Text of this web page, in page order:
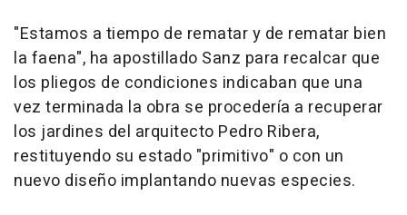
"Estamos a tiempo de rematar y de rematar bien
la faena", ha apostillado Sanz para recalcar que
los pliegos de condiciones indicaban que una
vez terminada la obra se procedería a recuperar
los jardines del arquitecto Pedro Ribera,
restituyendo su estado "primitivo" o con un
nuevo diseño implantando nuevas especies.